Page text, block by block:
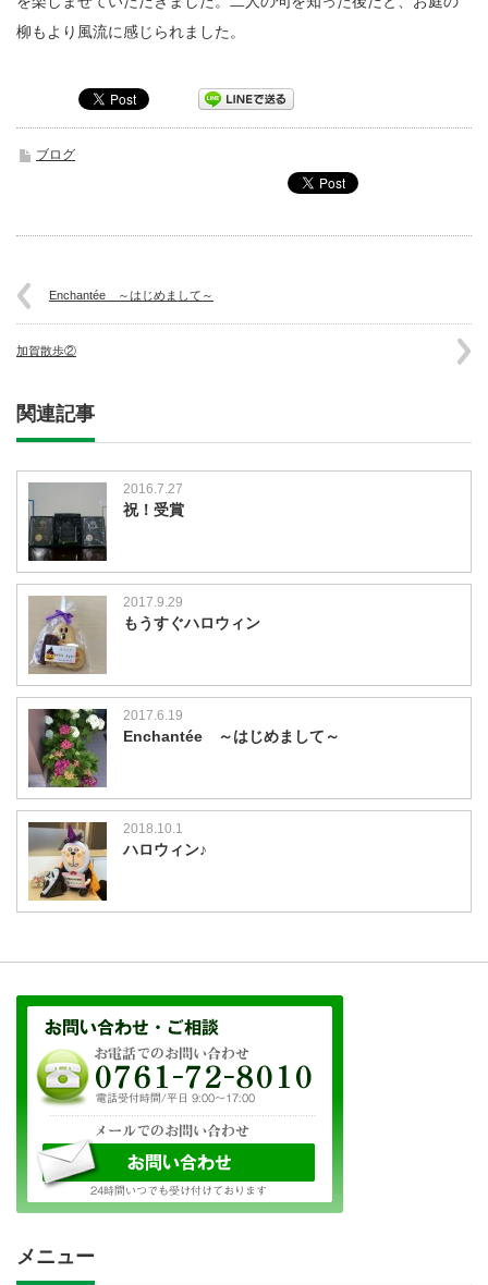
柳もより風流に感じられました。
ブログ
Enchantée ～はじめまして～
加賀散歩②
関連記事
2016.7.27
祝！受賞
2017.9.29
もうすぐハロウィン
2017.6.19
Enchantée ～はじめまして～
2018.10.1
ハロウィン♪
メニュー